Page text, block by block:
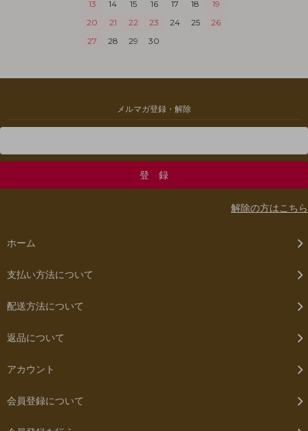
13
14 15 16 17 18
19
20
21 22 23 24 25
26
27
28 29 30
メルマガ登録・解除
解除の方はこちら
ホーム
支払い方法について
配送方法について
返品について
アカウント
会員登録について